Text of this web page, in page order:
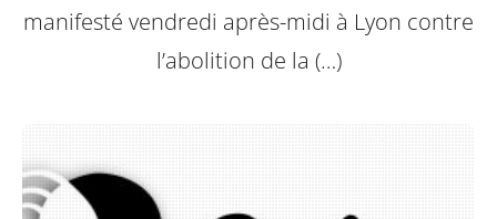
manifesté vendredi après-midi à Lyon contre
l’abolition de la (…)